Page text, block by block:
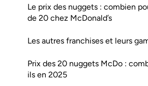
Le prix des nuggets : combien
de 20 chez McDonald’s
Les autres franchises et leurs
Prix des 20 nuggets McDo :
ils en 2025